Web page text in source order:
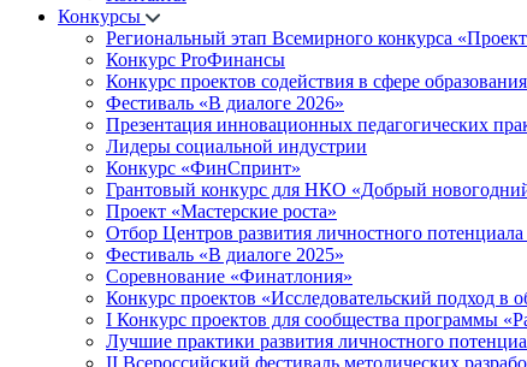
Конкурсы
Региональный этап Всемирного конкурса
Конкурс ProФинансы
Конкурс проектов содействия в сфере
Фестиваль «В диалоге 2026»
Презентация инновационных педагогических
Лидеры социальной индустрии
Конкурс «ФинСпринт»
Грантовый конкурс для НКО «Добрый
Проект «Мастерские роста»
Отбор Центров развития личностного
Фестиваль «В диалоге 2025»
Соревнование «Финатлония»
Конкурс проектов «Исследовательский подход в
I Конкурс проектов для сообщества программы
Лучшие практики развития личностного
II Всероссийский фестиваль методических